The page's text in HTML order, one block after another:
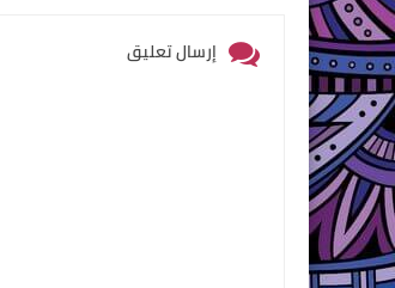
إرسال تعليق